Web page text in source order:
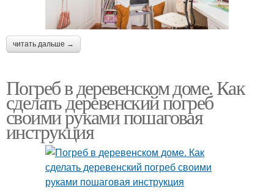
читать дальше →
Погреб в деревенском доме. Как
сделать деревенский погреб
своими руками пошаговая
инструкция